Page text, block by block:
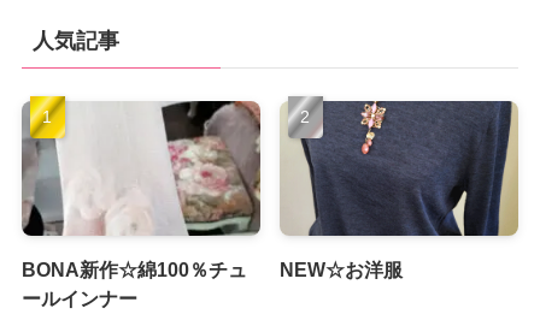
人気記事
BONA新作☆綿100％チュ
ールインナー
NEW☆お洋服